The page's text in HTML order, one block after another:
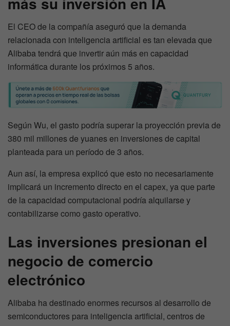
El CEO de la compañía aseguró que la demanda
relacionada con inteligencia artificial es tan elevada que
Alibaba tendrá que invertir aún más en capacidad
informática durante los próximos 5 años.
Según Wu, el gasto podría superar la proyección previa de
380 mil millones de yuanes en inversiones de capital
planteada para un período de 3 años.
Aun así, la empresa explicó que esto no necesariamente
implicará un incremento directo en el capex, ya que parte
de la capacidad computacional podría alquilarse y
contabilizarse como gasto operativo.
Las inversiones presionan el
negocio de comercio
electrónico
Alibaba ha destinado enormes recursos al desarrollo de
semiconductores para inteligencia artificial, centros de